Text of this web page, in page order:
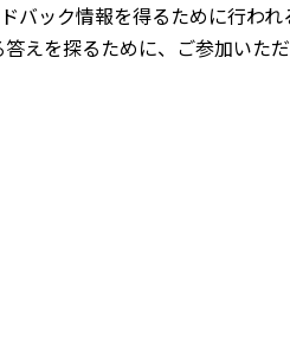
バック情報を得るために行われ
えを探るために、ご参加いた